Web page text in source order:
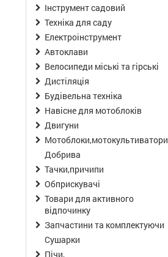
Інструмент садовий
Техніка для саду
Електроінструмент
Автоклави
Велосипеди міські та гірські
Дистіляція
Будівельна техніка
Навісне для мотоблоків
Двигуни
Мотоблоки,мотокультиватори
Добрива
Тачки,причипи
Обприскувачі
Товари для активного
відпочинку
Запчастини та комплектуючи
Сушарки
Пічи,